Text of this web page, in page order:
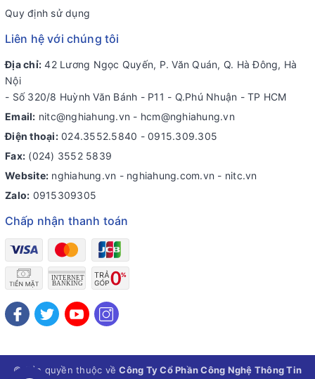
Quy định sử dụng
Liên hệ với chúng tôi
Địa chỉ: 42 Lương Ngọc Quyến, P. Văn Quán, Q. Hà Đông, Hà
Nội
- Số 320/8 Huỳnh Văn Bánh - P11 - Q.Phú Nhuận - TP HCM
Email: nitc@nghiahung.vn - hcm@nghiahung.vn
Điện thoại: 024.3552.5840 - 0915.309.305
Fax: (024) 3552 5839
Website: nghiahung.vn - nghiahung.com.vn - nitc.vn
Zalo: 0915309305
Chấp nhận thanh toán
© Bản quyền thuộc vềCông Ty Cổ Phần Công Nghệ Thông Tin